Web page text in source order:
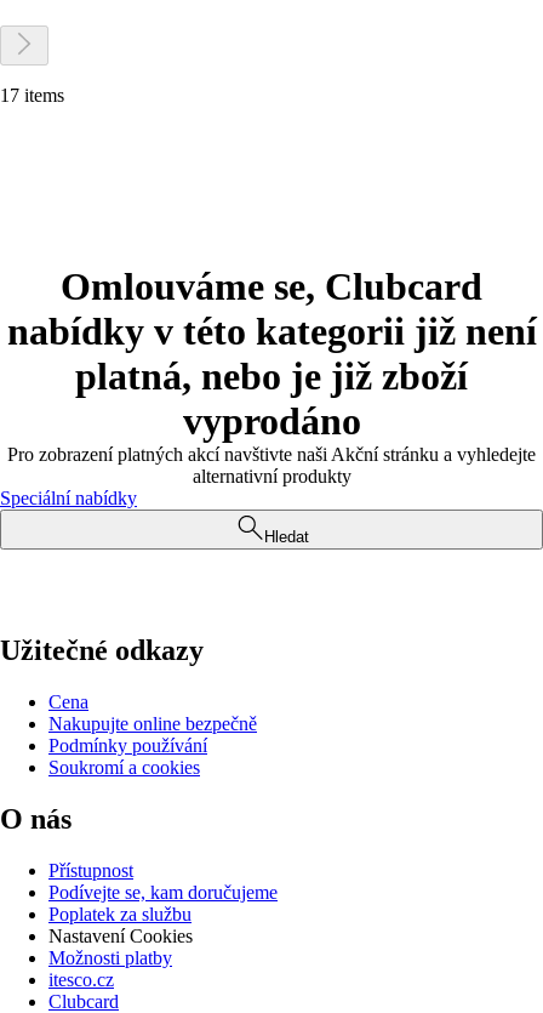
17 items
Omlouváme se, Clubcard
nabídky v této kategorii již není
platná, nebo je již zboží
vyprodáno
Pro zobrazení platných akcí navštivte naši Akční stránku a vyhledejte
alternativní produkty
Speciální nabídky
Hledat
Užitečné odkazy
Cena
Nakupujte online bezpečně
Podmínky používání
Soukromí a cookies
O nás
Přístupnost
Podívejte se, kam doručujeme
Poplatek za službu
Nastavení Cookies
Možnosti platby
itesco.cz
Clubcard